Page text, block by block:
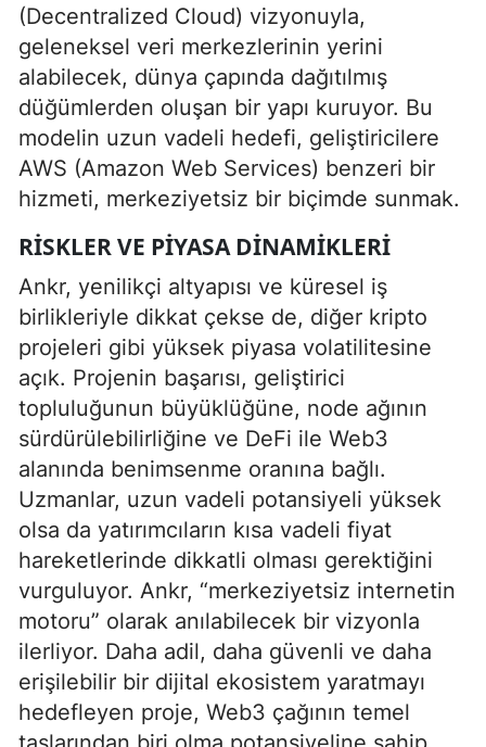
(Decentralized Cloud) vizyonuyla,
geleneksel veri merkezlerinin yerini
alabilecek, dünya çapında dağıtılmış
düğümlerden oluşan bir yapı kuruyor. Bu
modelin uzun vadeli hedefi, geliştiricilere
AWS (Amazon Web Services) benzeri bir
hizmeti, merkeziyetsiz bir biçimde sunmak.
RISKLER VE PIYASA DINAMIKLERI
Ankr, yenilikçi altyapısı ve küresel iş
birlikleriyle dikkat çekse de, diğer kripto
projeleri gibi yüksek piyasa volatilitesine
açık. Projenin başarısı, geliştirici
topluluğunun büyüklüğüne, node ağının
sürdürülebilirliğine ve DeFi ile Web3
alanında benimsenme oranına bağlı.
Uzmanlar, uzun vadeli potansiyeli yüksek
olsa da yatırımcıların kısa vadeli fiyat
hareketlerinde dikkatli olması gerektiğini
vurguluyor. Ankr, “merkeziyetsiz internetin
motoru” olarak anılabilecek bir vizyonla
ilerliyor. Daha adil, daha güvenli ve daha
erişilebilir bir dijital ekosistem yaratmayı
hedefleyen proje, Web3 çağının temel